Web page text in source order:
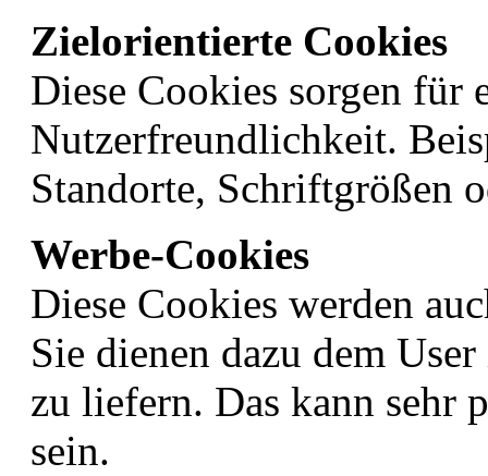
Zielorientierte Cookies
Diese Cookies sorgen für
Nutzerfreundlichkeit.
Standorte, Schriftgrößen
Werbe-Cookies
Diese Cookies werden
Sie dienen dazu dem
zu liefern. Das kann sehr
sein.